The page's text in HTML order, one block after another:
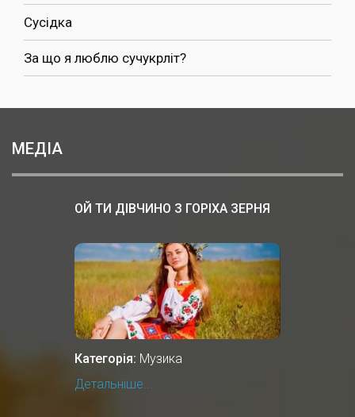
Сусідка
За що я люблю сучукрліт?
МЕДІА
ОЙ ТИ ДІВЧИНО З ГОРІХА ЗЕРНЯ
Категорія: Музика
Детальніше...